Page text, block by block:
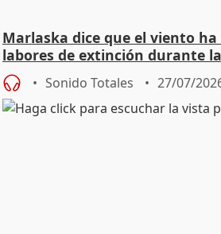
Marlaska dice que el viento
labores de extinción durante
Sonido Totales 27/07/